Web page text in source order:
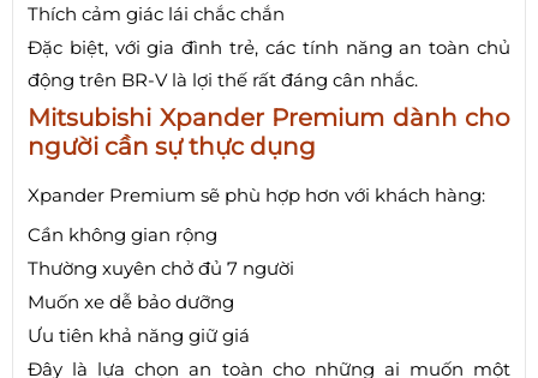
Thích cảm giác lái chắc chắn
Đặc biệt, với gia đình trẻ, các tính năng an toàn chủ
động trên BR-V là lợi thế rất đáng cân nhắc.
Mitsubishi Xpander Premium dành cho
người cần sự thực dụng
Xpander Premium sẽ phù hợp hơn với khách hàng:
Cần không gian rộng
Thường xuyên chở đủ 7 người
Muốn xe dễ bảo dưỡng
Ưu tiên khả năng giữ giá
Đây là lựa chọn an toàn cho những ai muốn một